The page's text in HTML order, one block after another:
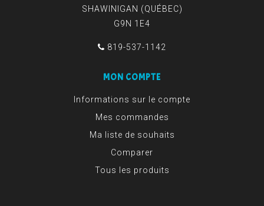
SHAWINIGAN (QUÉBEC)
G9N 1E4
819-537-1142
MON COMPTE
Informations sur le compte
Mes commandes
Ma liste de souhaits
Comparer
Tous les produits